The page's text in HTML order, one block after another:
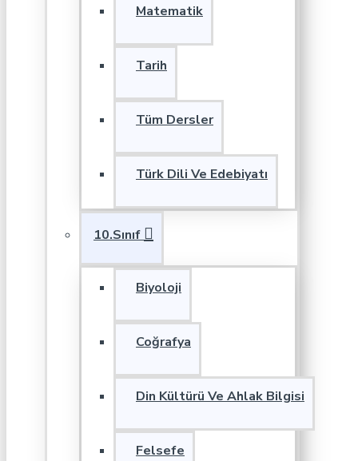
Matematik
Tarih
Tüm Dersler
Türk Dili Ve Edebiyatı
10.Sınıf
Biyoloji
Coğrafya
Din Kültürü Ve Ahlak Bilgisi
Felsefe